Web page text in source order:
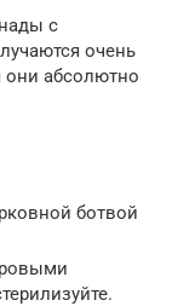
с
очень
они абсолютно
ботвой